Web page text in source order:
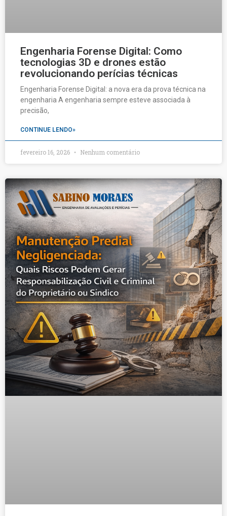
Engenharia Forense Digital: Como
tecnologias 3D e drones estão
revolucionando perícias técnicas
Engenharia Forense Digital: a nova era da prova técnica na
engenharia A engenharia sempre esteve associada à
precisão,
CONTINUE LENDO»
fevereiro 16, 2026 Nenhum comentário